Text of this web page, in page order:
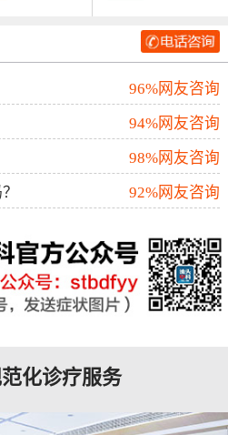
96%网友咨询
94%网友咨询
98%网友咨询
92%网友咨询
化诊疗服务